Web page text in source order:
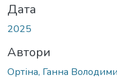
Дата
2025
Автори
Ортіна, Ганна